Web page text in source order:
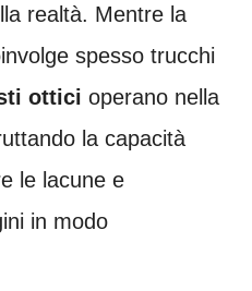
realtà. Mentre la
spesso trucchi
ottici operano nella
la capacità
le lacune e
in modo